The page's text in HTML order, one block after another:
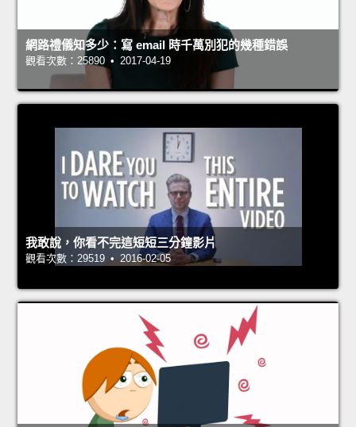
網路禮儀知多少：寫 email 時千萬別犯的幾種錯誤
觀看次數：25890 • 2017-04-19
我敢說，你看不完這短短三分鐘影片
觀看次數：29519 • 2016-02-05